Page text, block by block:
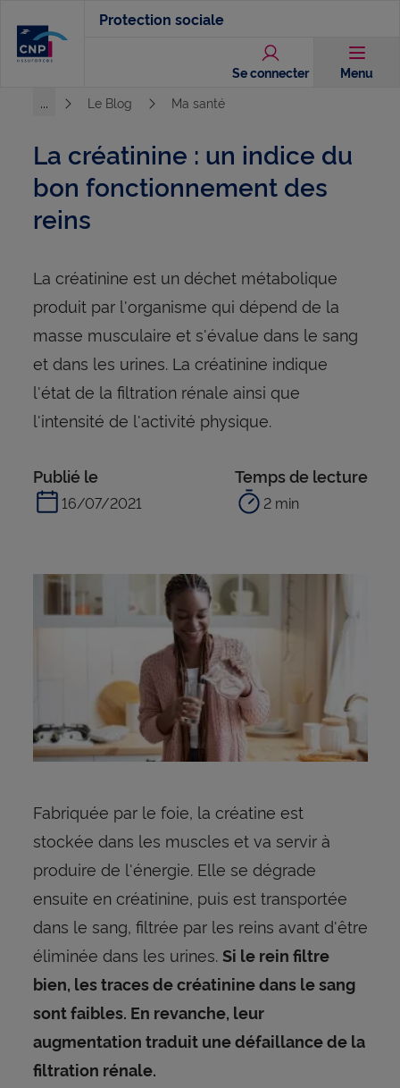
contenu
Protection sociale
Se connecter Menu
...
Le Blog Ma santé
La créatinine : un indice du
bon fonctionnement des
reins
La créatinine est un déchet métabolique
produit par l'organisme qui dépend de la
masse musculaire et s'évalue dans le sang
et dans les urines. La créatinine indique
l'état de la filtration rénale ainsi que
l'intensité de l'activité physique.
Publié le
16/07/2021
Temps de lecture
2 min
Fabriquée par le foie, la créatine est
stockée dans les muscles et va servir à
produire de l'énergie. Elle se dégrade
ensuite en créatinine, puis est transportée
dans le sang, filtrée par les reins avant d'être
éliminée dans les urines. Si le rein filtre
bien, les traces de créatinine dans le sang
sont faibles. En revanche, leur
augmentation traduit une défaillance de la
filtration rénale.